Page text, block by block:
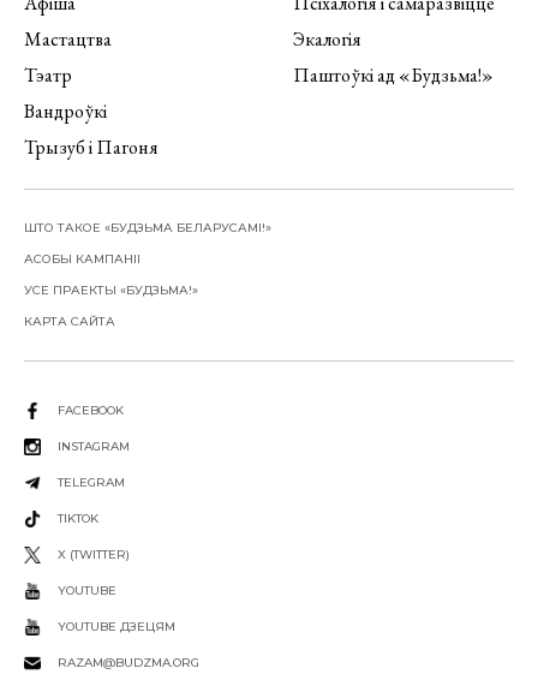
Мастацтва
Тэатр
Вандроўкі
Трызуб і Пагоня
Экалогія
Паштоўкі ад «Будзьма!»
ШТО ТАКОЕ «БУДЗЬМА БЕЛАРУСАМІ!»
АСОБЫ КАМПАНІІ
УСЕ ПРАЕКТЫ «БУДЗЬМА!»
КАРТА САЙТА
FACEBOOK
INSTAGRAM
TELEGRAM
TIKTOK
X (TWITTER)
YOUTUBE
YOUTUBE ДЗЕЦЯМ
RAZAM@BUDZMA.ORG